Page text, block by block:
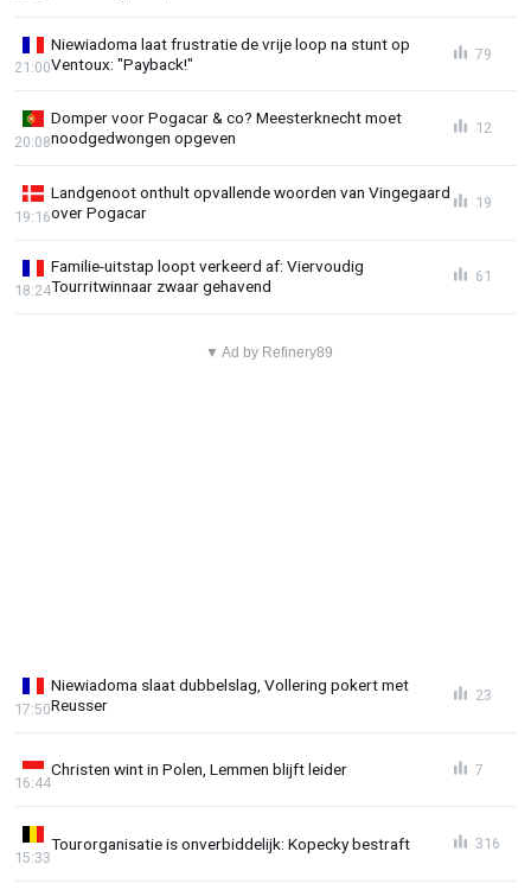
Niewiadoma laat frustratie de vrije loop na stunt op
Ventoux: "Payback!"
21:00
79
Domper voor Pogacar & co? Meesterknecht moet
noodgedwongen opgeven
20:08
12
Landgenoot onthult opvallende woorden van Vingegaard
over Pogacar
19:16
19
Familie-uitstap loopt verkeerd af: Viervoudig
Tourritwinnaar zwaar gehavend
18:24
61
▼ Ad by Refinery89
Niewiadoma slaat dubbelslag, Vollering pokert met
Reusser
17:50
23
Christen wint in Polen, Lemmen blijft leider
16:44
7
Tourorganisatie is onverbiddelijk: Kopecky bestraft
15:33
316